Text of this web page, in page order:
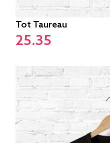
Tot Taureau
25.35